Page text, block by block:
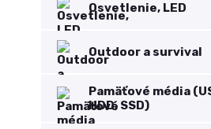
Osvetlenie, LED
Outdoor a survival
Pamäťové média
HDD, SSD)